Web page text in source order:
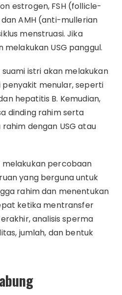
estrogen, FSH (follicle-
AMH (anti-mullerian
menstruasi. Jika
USG panggul.
istri akan melakukan
menular, seperti
hepatitis B. Kemudian,
dinding rahim serta
dengan USG atau
percobaan
yang berguna untuk
rahim dan menentukan
ketika mentransfer
analisis sperma
jumlah, dan bentuk